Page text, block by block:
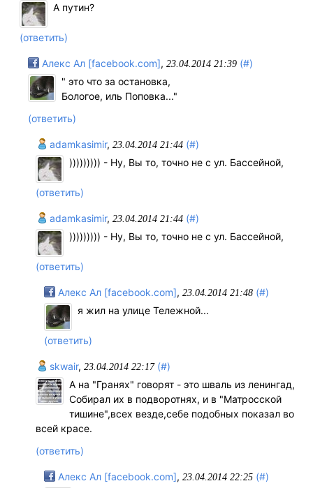
А путин?
(ответить)
Алекс Ал [facebook.com], 23.04.2014 21:39 (#)
" это что за остановка,
Бологое, иль Поповка..."
(ответить)
adamkasimir,23.04.2014 21:44 (#)
))))))))) - Ну, Вы то, точно не с ул. Бассейной,
(ответить)
adamkasimir,23.04.2014 21:44 (#)
))))))))) - Ну, Вы то, точно не с ул. Бассейной,
(ответить)
Алекс Ал [facebook.com], 23.04.2014 21:48 (#)
я жил на улице Тележной...
(ответить)
skwair,23.04.2014 22:17 (#)
А на "Гранях" говорят - это шваль из ленингад,
Собирал их в подворотнях, и в "Матросской
тишине",всех везде,себе подобных показал во
всей красе.
(ответить)
Алекс Ал [facebook.com], 23.04.2014 22:25 (#)